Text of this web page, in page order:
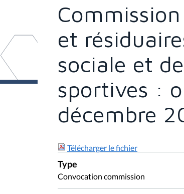
c
:
et
sociale et
sportives :
décembre
Télécharger le fichier
Type
Convocation commission